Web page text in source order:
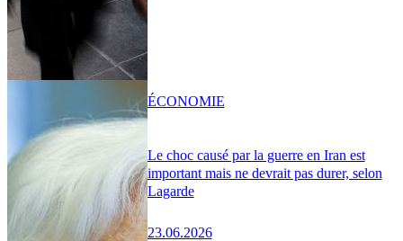
Le choc causé par la guerre en Iran est
important mais ne devrait pas durer, selon
Lagarde
23.06.2026
ÉCONOMIE